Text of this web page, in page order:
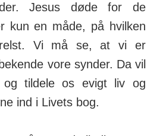
Jesus døde for de
kun en måde, på hvilken
Vi må se, at vi er
vore synder. Da vil
og tildele os evigt liv og
ind i Livets bog.